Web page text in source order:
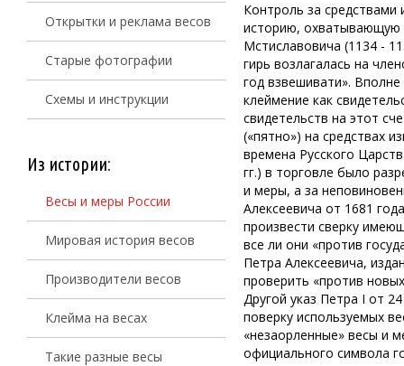
Открытки и реклама весов
Старые фотографии
Схемы и инструкции
Из истории:
Весы и меры России
Мировая история весов
Производители весов
Клейма на весах
Такие разные весы
Контроль за
историю, охватывающую
Мстиславовича (1134 -
гирь возлагалась на
год взвешивати».
клеймение как
свидетельств на этот
(«пятно») на средствах
времена Русского
гг.) в торговле было
и меры, а за
Алексеевича от 1681
произвести сверку
все ли они «против
Петра Алексеевича,
проверить «против
Другой указ Петра I от
поверку используемых
«незаорленные» весы и
официального символа